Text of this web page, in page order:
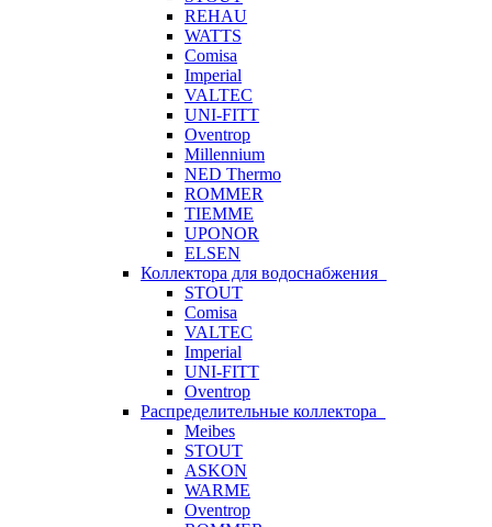
REHAU
WATTS
Comisa
Imperial
VALTEC
UNI-FITT
Oventrop
Millennium
NED Thermo
ROMMER
TIEMME
UPONOR
ELSEN
Коллектора для водоснабжения
STOUT
Comisa
VALTEC
Imperial
UNI-FITT
Oventrop
Распределительные коллектора
Meibes
STOUT
ASKON
WARME
Oventrop